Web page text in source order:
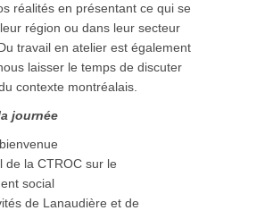
réalités en présentant ce qui se
région ou dans leur secteur
travail en atelier est également
laisser le temps de discuter
contexte montréalais.
journée
de la CTROC sur le
social
de Lanaudière et de